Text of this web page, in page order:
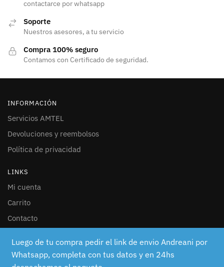
contactarce por whatsapp
Soporte
Nuestros asesores, a tu servicio
Compra 100% seguro
Contamos con Certificado de seguridad.
INFORMACIÓN
Servicios AMTEL
Devoluciones y reembolsos
Política de privacidad
LINKS
Mi cuenta
Carrito
Contacto
SEGUINOS
Facebook
Luego de tu compra pedir el link de envio Andreani por
Whatsapp, completa con tus datos y en 24hs